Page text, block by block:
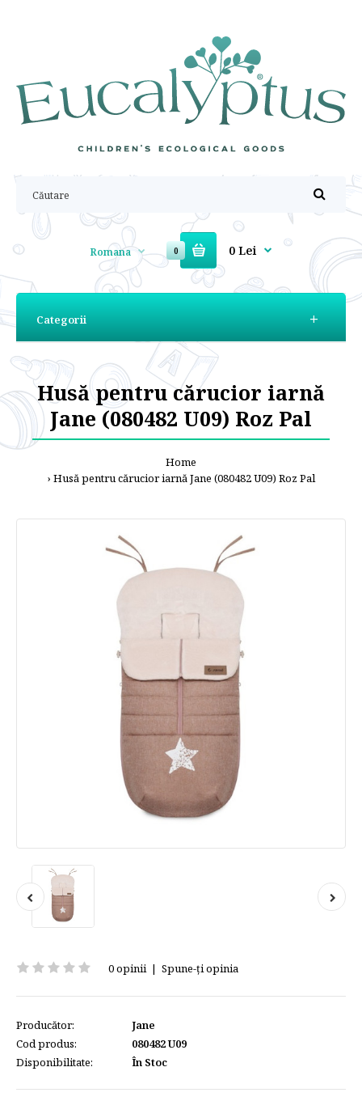
Romana 0 0 Lei
Categorii
Husă pentru cărucior iarnă
Jane (080482 U09) Roz Pal
Home
Husă pentru cărucior iarnă Jane (080482 U09) Roz Pal
0 opinii| Spune-ţi opinia
Producător:
Jane
Cod produs:
080482 U09
Disponibilitate:
În Stoc